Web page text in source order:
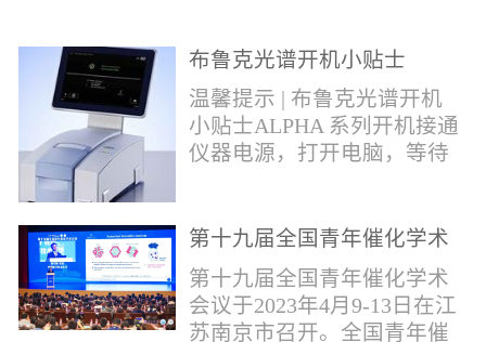
赴，助力打击芬太尼类毒
品，为您提供快速检测解决
方案！针对芬太尼类毒品的
快速分析，布鲁克推出红外
快速鉴定解决方案。包含
爱；离不开每一个合作伙伴
的支持和帮助。衷心感谢每
一位支持和帮助过我们的用
户---朋友。在下个十年，赫
作伙伴携手共进，共同发
布鲁克光谱开机小贴士
温馨提示 | 布鲁克光谱开机
小贴士ALPHA 系列开机接通
仪器电源，打开电脑，等待
右下角指示灯，点击第三个
现提示：湿度值超出范围，
需要更换干燥剂；检查信号
第十九届全国青年催化学术
会议
第十九届全国青年催化学术
会议于2023年4月9-13日在江
苏南京市召开。全国青年催